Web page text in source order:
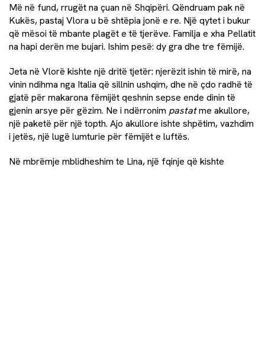
Më në fund, rrugët na çuan në Shqipëri. Qëndruam pak në
Kukës, pastaj Vlora u bë shtëpia jonë e re. Një qytet i bukur
që mësoi të mbante plagët e të tjerëve. Familja e xha Pellatit
na hapi derën me bujari. Ishim pesë: dy gra dhe tre fëmijë.
Jeta në Vlorë kishte një dritë tjetër: njerëzit ishin të mirë, na
vinin ndihma nga Italia që sillnin ushqim, dhe në çdo radhë të
gjatë për makarona fëmijët qeshnin sepse ende dinin të
gjenin arsye për gëzim. Ne i ndërronim pastatme akullore,
një paketë për një topth. Ajo akullore ishte shpëtim, vazhdim
i jetës, një lugë lumturie për fëmijët e luftës.
Në mbrëmje mblidheshim te Lina, një fqinje që kishte